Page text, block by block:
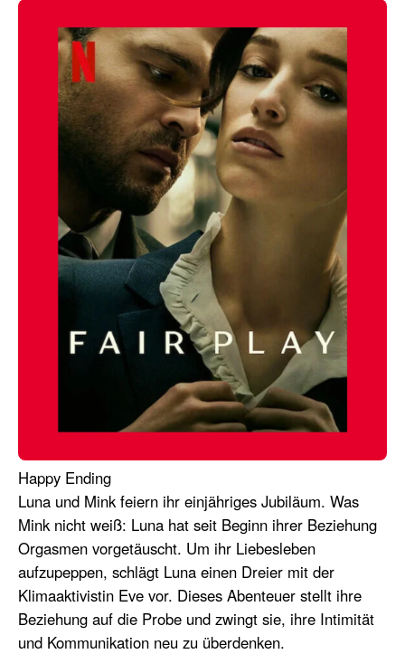
Happy Ending
Luna und Mink feiern ihr einjähriges Jubiläum. Was
Mink nicht weiß: Luna hat seit Beginn ihrer Beziehung
Orgasmen vorgetäuscht. Um ihr Liebesleben
aufzupeppen, schlägt Luna einen Dreier mit der
Klimaaktivistin Eve vor. Dieses Abenteuer stellt ihre
Beziehung auf die Probe und zwingt sie, ihre Intimität
und Kommunikation neu zu überdenken.